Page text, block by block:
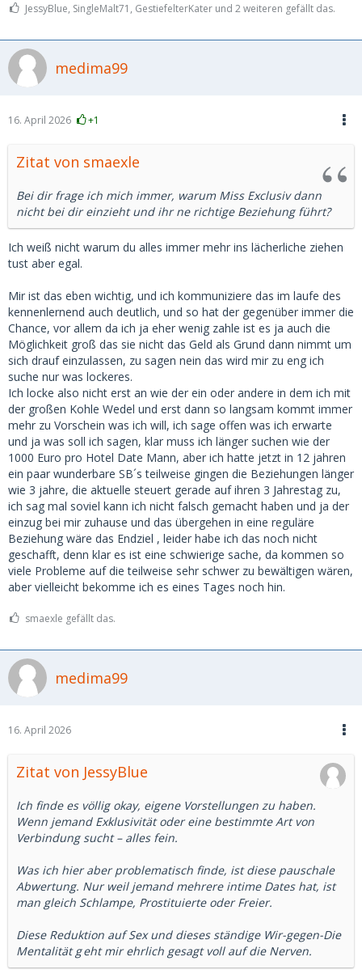
JessyBlue, SingleMalt71, GestiefelterKater und 2 weiteren gefällt das.
medima99
16. April 2026 +1
Zitat von smaexle
Bei dir frage ich mich immer, warum Miss Exclusiv dann
nicht bei dir einzieht und ihr ne richtige Beziehung führt?
Ich weiß nicht warum du alles immer mehr ins lächerliche ziehen
tust aber egal.
Mir ist das eben wichtig, und ich kommuniziere das im laufe des
kennenlernend auch deutlich, und so hat der gegenüber immer die
Chance, vor allem da ich ja eher wenig zahle ist es ja auch die
Möglichkeit groß das sie nicht das Geld als Grund dann nimmt um
sich drauf einzulassen, zu sagen nein das wird mir zu eng ich
suche nur was lockeres.
Ich locke also nicht erst an wie der ein oder andere in dem ich mit
der großen Kohle Wedel und erst dann so langsam kommt immer
mehr zu Vorschein was ich will, ich sage offen was ich erwarte
und ja was soll ich sagen, klar muss ich länger suchen wie der
1000 Euro pro Hotel Date Mann, aber ich hatte jetzt in 12 jahren
ein paar wunderbare SB´s teilweise gingen die Beziehungen länger
wie 3 jahre, die aktuelle steuert gerade auf ihren 3 Jahrestag zu,
ich sag mal soviel kann ich nicht falsch gemacht haben und ja der
einzug bei mir zuhause und das übergehen in eine reguläre
Beziehung wäre das Endziel , leider habe ich das noch nicht
geschafft, denn klar es ist eine schwierige sache, da kommen so
viele Probleme auf die teilweise sehr schwer zu bewältigen wären,
aber vielleicht bekomme ich es eines Tages noch hin.
smaexle gefällt das.
medima99
16. April 2026
Zitat von JessyBlue
Ich finde es völlig okay, eigene Vorstellungen zu haben.
Wenn jemand Exklusivität oder eine bestimmte Art von
Verbindung sucht – alles fein.
Was ich hier aber problematisch finde, ist diese pauschale
Abwertung. Nur weil jemand mehrere intime Dates hat, ist
man gleich Schlampe, Prostituierte oder Freier.
Diese Reduktion auf Sex und dieses ständige Wir-gegen-Die
Mentalitätgeht mir ehrlich gesagt voll auf die Nerven.